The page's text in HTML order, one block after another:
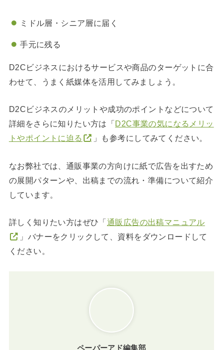
ミドル層・シニア層に届く
手元に残る
D2Cビジネスにおけるサービスや商品のターゲットに合
わせて、うまく紙媒体を活用してみましょう。
D2Cビジネスのメリットや成功のポイントなどについて
詳細をさらに知りたい方は「 D2C事業の気になるメリッ
トやポイントに迫る
」も参考にしてみてください。
なお弊社では、通販事業の方向けに紙で広告を出すため
の展開パターンや、出稿までの流れ・準備について紹介
しています。
詳しく知りたい方はぜひ「通販広告の出稿マニュアル
」バナーをクリックして、資料をダウンロードして
ください。
ペーパーアド編集部